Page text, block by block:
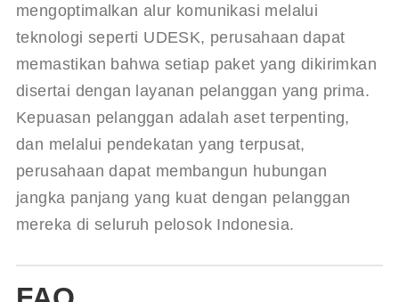
mengoptimalkan alur komunikasi melalui
teknologi seperti UDESK, perusahaan dapat
memastikan bahwa setiap paket yang dikirimkan
disertai dengan layanan pelanggan yang prima.
Kepuasan pelanggan adalah aset terpenting,
dan melalui pendekatan yang terpusat,
perusahaan dapat membangun hubungan
jangka panjang yang kuat dengan pelanggan
mereka di seluruh pelosok Indonesia.